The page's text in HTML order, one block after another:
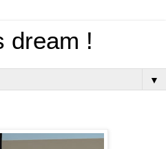
dream !
▼